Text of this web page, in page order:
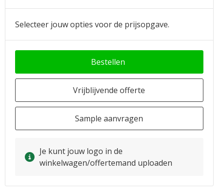
Selecteer jouw opties voor de prijsopgave.
Bestellen
Vrijblijvende offerte
Sample aanvragen
Je kunt jouw logo in de
winkelwagen/offertemand uploaden